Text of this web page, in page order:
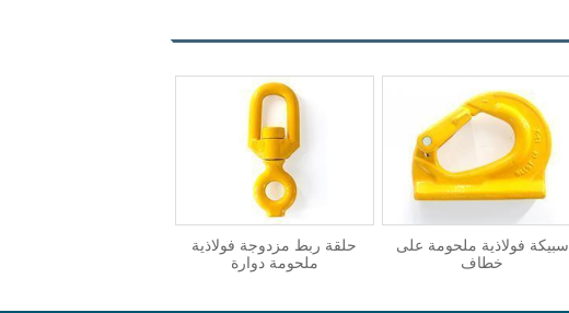
سبيكة فولاذية ملحومة على
خطاف
حلقة ربط مزدوجة فولاذية
ملحومة دوارة